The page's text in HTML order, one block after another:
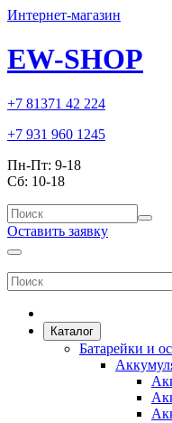
Интернет-магазин
EW-SHOP
+7 81371 42 224
+7 931 960 1245
Пн-Пт: 9-18
Сб: 10-18
Оставить заявку
Каталог
Батарейки и